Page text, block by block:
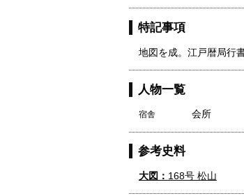
特記事項
地図を成。江戸暦局行
人物一覧
宿舎 会所
参考史料
大図： 168号 松山